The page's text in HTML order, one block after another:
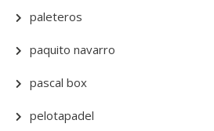
paleteros
paquito navarro
pascal box
pelotapadel